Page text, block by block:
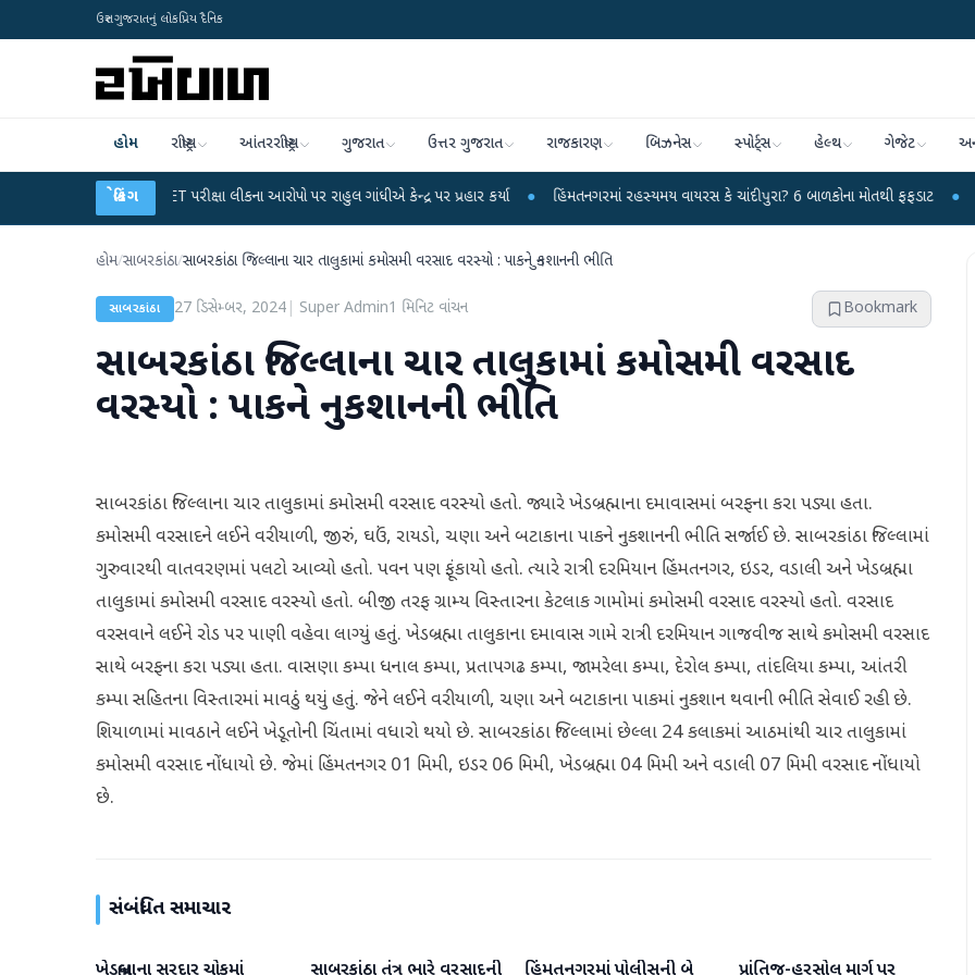
ઉત્તર ગુજરાતનું લોકપ્રિય દૈનિક
હોમ રાષ્ટ્રીય આંતરરાષ્ટ્રીય ગુજરાત ઉત્તર ગુજરાત રાજકારણ બિઝનેસ સ્પોર્ટ્સ હેલ્થ ગેજેટ
બ્રેકિંગ
UGC-NET પરીક્ષા લીકના આરોપો પર રાહુલ ગાંધીએ કેન્દ્ર પર પ્રહાર કર્યા ● હિંમતનગરમાં રહસ્યમય વાયરસ કે ચાંદીપુરા? 6 બાળકોના મોતથી ફફડાટ ● હવામાન વિભાગે
હોમ/સાબરકાંઠા/સાબરકાંઠા જિલ્લાના ચાર તાલુકામાં કમોસમી વરસાદ વરસ્યો : પાકને નુકશાનની ભીતિ
સાબરકાંઠા 27 ડિસેમ્બર, 2024| Super Admin1 મિનિટ વાંચન Bookmark
સાબરકાંઠા જિલ્લાના ચાર તાલુકામાં કમોસમી વરસાદ
વરસ્યો : પાકને નુકશાનની ભીતિ
સાબરકાંઠા જિલ્લાના ચાર તાલુકામાં કમોસમી વરસાદ વરસ્યો હતો. જ્યારે ખેડબ્રહ્માના દમાવાસમાં બરફના કરા પડ્યા હતા.
કમોસમી વરસાદને લઈને વરીયાળી, જીરું, ઘઉં, રાયડો, ચણા અને બટાકાના પાકને નુકશાનની ભીતિ સર્જાઈ છે. સાબરકાંઠા જિલ્લામાં
ગુરુવારથી વાતવરણમાં પલટો આવ્યો હતો. પવન પણ ફૂંકાયો હતો. ત્યારે રાત્રી દરમિયાન હિંમતનગર, ઇડર, વડાલી અને ખેડબ્રહ્મા
તાલુકામાં કમોસમી વરસાદ વરસ્યો હતો. બીજી તરફ ગ્રામ્ય વિસ્તારના કેટલાક ગામોમાં કમોસમી વરસાદ વરસ્યો હતો. વરસાદ
વરસવાને લઈને રોડ પર પાણી વહેવા લાગ્યું હતું. ખેડબ્રહ્મા તાલુકાના દમાવાસ ગામે રાત્રી દરમિયાન ગાજવીજ સાથે કમોસમી વરસાદ
સાથે બરફના કરા પડ્યા હતા. વાસણા કમ્પા ધનાલ કમ્પા, પ્રતાપગઢ કમ્પા, જામરેલા કમ્પા, દેરોલ કમ્પા, તાંદલિયા કમ્પા, આંતરી
કમ્પા સહિતના વિસ્તારમાં માવઠું થયું હતું. જેને લઈને વરીયાળી, ચણા અને બટાકાના પાકમાં નુકશાન થવાની ભીતિ સેવાઈ રહી છે.
શિયાળામાં માવઠાને લઈને ખેડૂતોની ચિંતામાં વધારો થયો છે. સાબરકાંઠા જિલ્લામાં છેલ્લા 24 કલાકમાં આઠમાંથી ચાર તાલુકામાં
કમોસમી વરસાદ નોંધાયો છે. જેમાં હિંમતનગર 01 મિમી, ઇડર 06 મિમી, ખેડબ્રહ્મા 04 મિમી અને વડાલી 07 મિમી વરસાદ નોંધાયો
છે.
સંબંધિત સમાચાર
સાબરકાંઠા સાબરકાંઠા સાબરકાંઠા સાબરકાંઠા